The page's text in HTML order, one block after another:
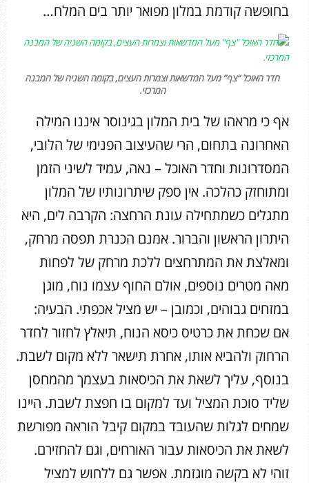
בחופשה קודמת במלון מפואר יותר בים המלח…
חדר האוכל “צף” מעל המדשאות וצמרות העצים, בקומה השניה של המבנה
המרכזי.
אף כי מראהו של בית המלון בגינוסר איננו המילה
האחרונה בתחום, הרי שהעיצוב הפנימי של הלובי,
המסדרונות וחדר האוכל – נאה, עמיד לשיני הזמן
ומתוחזק כהלכה. אין ספק שיתרונותיו של המלון
מתגלים כשמתחילה עונת הרחצה: הקרבה לים, היא
היתרון הראשון והברור. אמנם הכנרת תפסה מרחק,
ומאלצת את המתרחצים ללכת מרחק של לפחות
מאה מטרים נוספים, אולם החוף עצמו נוח, מוגן
במזחים גבוהים, וכמובן – יש מציל אכפתי. הבעיה:
אם שכחת את כרטיס כיסא הנוח, תיאלץ לחזור לחדר
הרחוק ולהביא אותו, אחרת תישאר ללא מקום לשבת.
בנוסף, עליך לשאת את הכיסאות בעצמך מהמחסן
שליד סוכת המציל ועד למקום בו חפצת לשבת. היינו
שמחים לגלות שהעובד במקום קיבל הוראה מפורשת
לשאת את הכיסאות עבור האורחים, וגם להחזירם.
זוהי לא בקשה מוגזמת. אפשר גם ללחוש למציל